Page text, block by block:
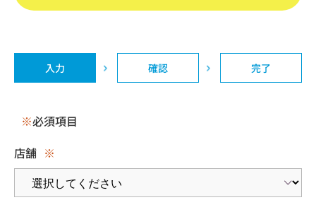
入力 確認 完了
※必須項目
店舗 ※